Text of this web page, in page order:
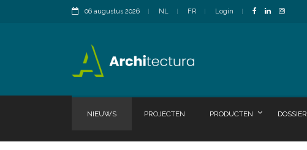
06 augustus 2026 NL FR Login
NIEUWS PROJECTEN PRODUCTEN